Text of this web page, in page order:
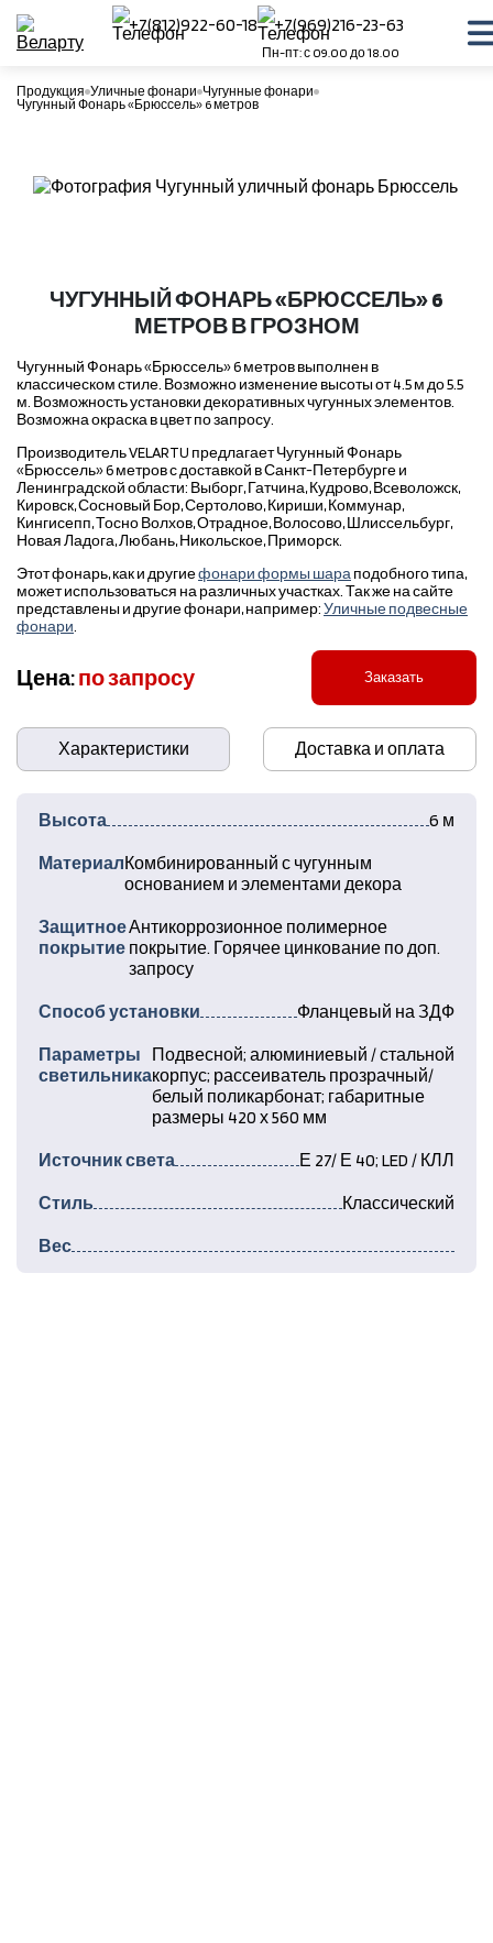
+7(812)922-60-18 +7(969)216-23-63
Пн-пт: с 09.00 до 18.00
Продукция Уличные фонари Чугунные фонари
Чугунный Фонарь «Брюссель» 6 метров
ЧУГУННЫЙ ФОНАРЬ «БРЮССЕЛЬ» 6
МЕТРОВ В ГРОЗНОМ
Чугунный Фонарь «Брюссель» 6 метров выполнен в
классическом стиле. Возможно изменение высоты от 4.5 м до 5.5
м. Возможность установки декоративных чугунных элементов.
Возможна окраска в цвет по запросу.
Производитель VELARTU предлагает Чугунный Фонарь
«Брюссель» 6 метров с доставкой в Санкт-Петербурге и
Ленинградской области: Выборг, Гатчина, Кудрово, Всеволожск,
Кировск, Сосновый Бор, Сертолово, Кириши, Коммунар,
Кингисепп, Тосно Волхов, Отрадное, Волосово, Шлиссельбург,
Новая Ладога, Любань, Никольское, Приморск.
Этот фонарь, как и другиефонари формы шара подобного типа,
может использоваться на различных участках. Так же на сайте
представлены и другие фонари, например:Уличные подвесные
фонари
Цена:по запросу Заказать
Характеристики Доставка и оплата
Высота 6 м
МатериалКомбинированный с чугунным
основанием и элементами декора
Защитное
покрытие
Антикоррозионное полимерное
покрытие. Горячее цинкование по доп.
запросу
Способ установки Фланцевый на ЗДФ
Параметры
светильника
Подвесной; алюминиевый / стальной
корпус; рассеиватель прозрачный/
белый поликарбонат; габаритные
размеры 420 х 560 мм
Источник света Е 27/ Е 40; LED / КЛЛ
Стиль Классический
Вес